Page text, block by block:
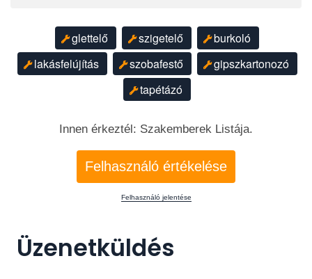
glettelő szigetelő
burkoló
lakásfelújítás
szobafestő
gipszkartonozó
tapétázó
Innen érkeztél: Szakemberek Listája.
Felhasználó értékelése
Felhasználó jelentése
Üzenetküldés